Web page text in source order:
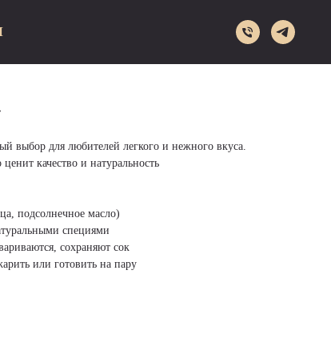
выбор для любителей легкого и нежного вкуса.
качество и натуральность
подсолнечное масло)
специями
сохраняют сок
или готовить на пару